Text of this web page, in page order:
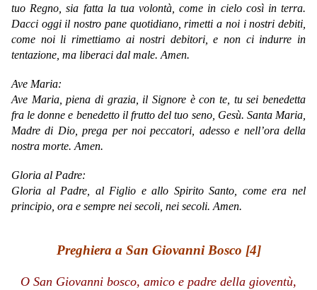
tuo Regno, sia fatta la tua volontà, come in cielo così in terra.
Dacci oggi il nostro pane quotidiano, rimetti a noi i nostri debiti,
come noi li rimettiamo ai nostri debitori, e non ci indurre in
tentazione, ma liberaci dal male. Amen.
Ave Maria:
Ave Maria, piena di grazia, il Signore è con te, tu sei benedetta
fra le donne e benedetto il frutto del tuo seno, Gesù. Santa Maria,
Madre di Dio, prega per noi peccatori, adesso e nell’ora della
nostra morte. Amen.
Gloria al Padre:
Gloria al Padre, al Figlio e allo Spirito Santo, come era nel
principio, ora e sempre nei secoli, nei secoli. Amen.
Preghiera a San Giovanni Bosco [4]
O San Giovanni bosco, amico e padre della gioventù,